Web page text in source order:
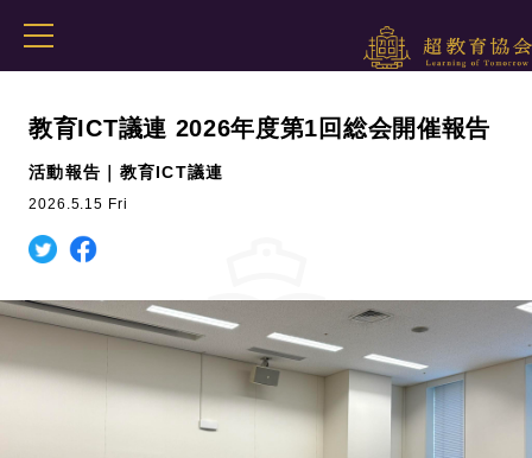
教育ICT議連 2026年度第1回総会開催報告
活動報告｜教育ICT議連
2026.5.15 Fri